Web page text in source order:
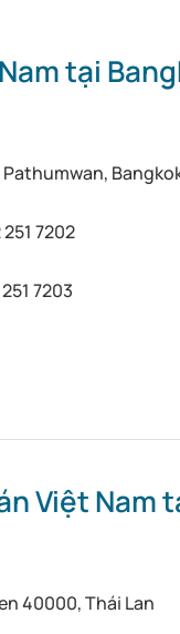
tại
7202
7203
Việt Nam
40000, Thái Lan